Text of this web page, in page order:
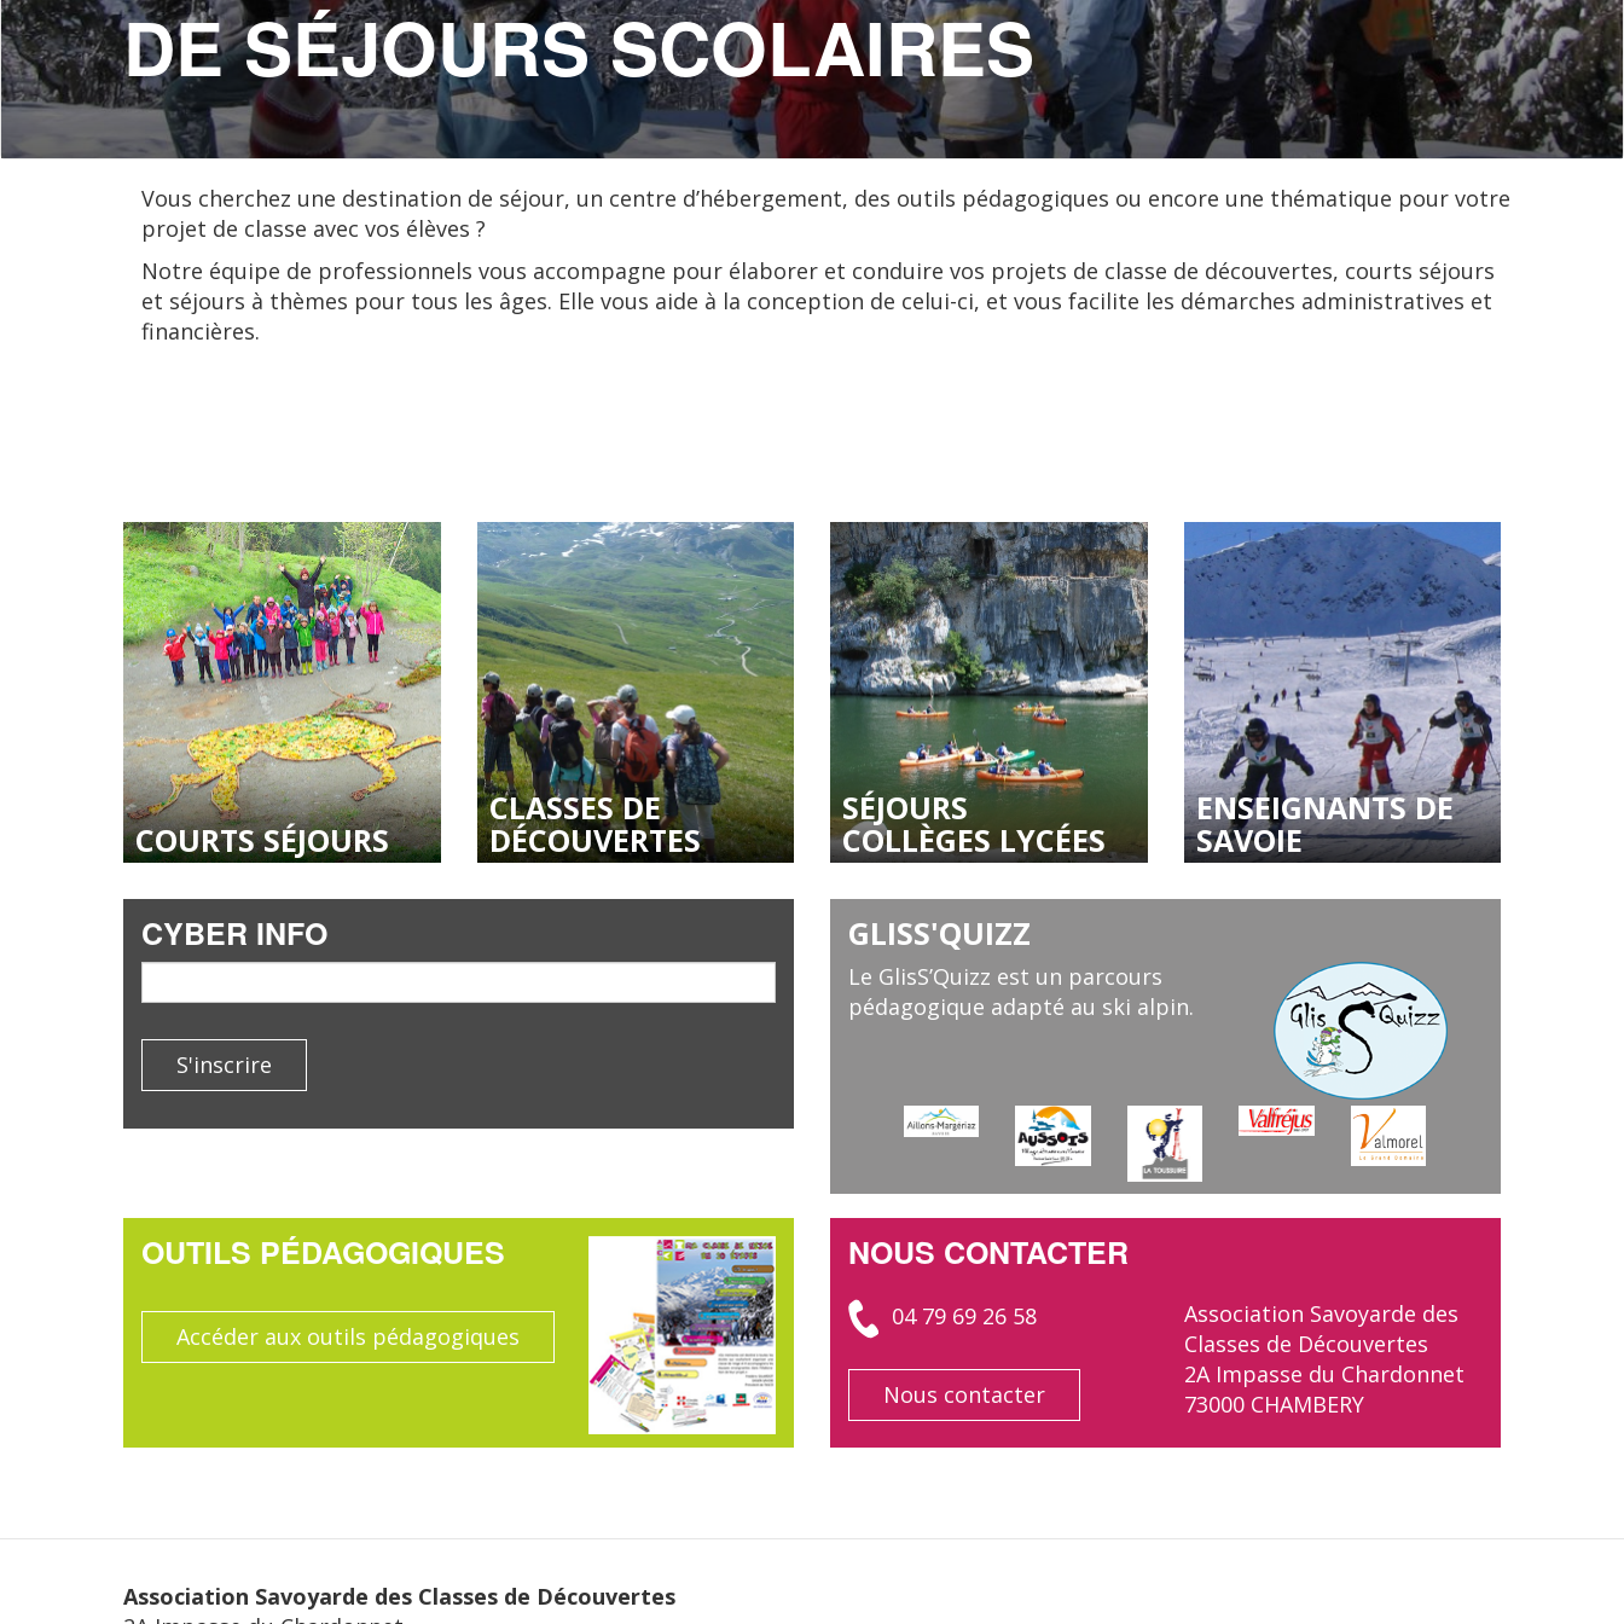
DE SÉJOURS SCOLAIRES
Vous cherchez une destination de séjour, un centre d’hébergement, des outils pédagogiques ou encore une thématique pour votre
projet de classe avec vos élèves ?
Notre équipe de professionnels vous accompagne pour élaborer et conduire vos projets de classe de découvertes, courts séjours
et séjours à thèmes pour tous les âges. Elle vous aide à la conception de celui-ci, et vous facilite les démarches administratives et
financières.
COURTS SÉJOURS
CLASSES DE
DÉCOUVERTES
SÉJOURS
COLLÈGES LYCÉES
ENSEIGNANTS DE
SAVOIE
CYBER INFO
S'inscrire
GLISS'QUIZZ
Le GlisS’Quizz est un parcours
pédagogique adapté au ski alpin.
OUTILS PÉDAGOGIQUES
Accéder aux outils pédagogiques
NOUS CONTACTER
04 79 69 26 58
Nous contacter
Association Savoyarde des
Classes de Découvertes
2A Impasse du Chardonnet
73000 CHAMBERY
Association Savoyarde des Classes de Découvertes